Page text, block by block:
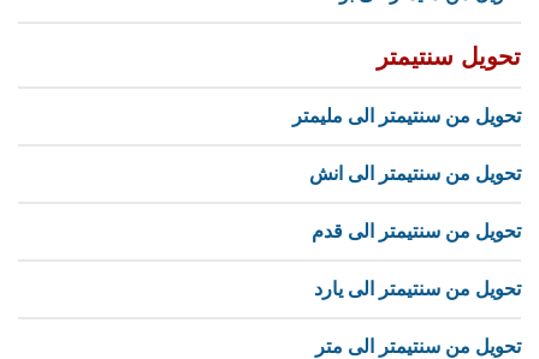
تحويل سنتيمتر
تحويل من سنتيمتر الى مليمتر
تحويل من سنتيمتر الى انش
تحويل من سنتيمتر الى قدم
تحويل من سنتيمتر الى يارد
تحويل من سنتيمتر الى متر